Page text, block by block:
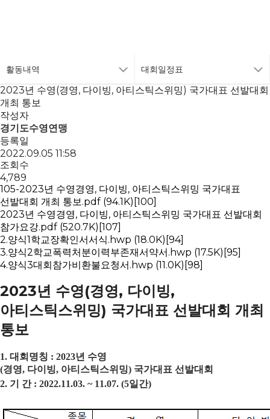
활동내역 대회일정표
2023년 수영(경영, 다이빙, 아티스틱스위밍) 국가대표 선발대회
개최 통보
작성자
경기도수영연맹
등록일
2022.09.05 11:58
조회수
4,789
105-2023년 수영경영, 다이빙, 아티스틱스위밍 국가대표
선발대회 개최 통보.pdf (94.1K) [100]
2023년 수영경영, 다이빙, 아티스틱스위밍 국가대표 선발대회
참가요강.pdf (520.7K) [107]
2.양식1학교장확인서서식.hwp (18.0K) [94]
3.양식2학교폭력처분이력부존재서약서.hwp (17.5K) [95]
4.양식3대회참가비환불요청서.hwp (11.0K) [98]
2023년 수영(경영, 다이빙,
아티스틱스위밍) 국가대표 선발대회 개최
통보
1. 대회명칭 : 2023년 수영
(경영, 다이빙, 아티스틱스위밍) 국가대표 선발대회
2. 기 간 : 2022.11.03. ~ 11.07. (5일간)